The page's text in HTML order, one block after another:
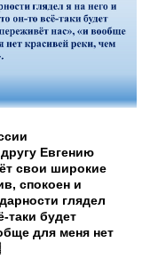
Евгению
свои широкие
спокоен и
глядел
таки будет
для меня нет